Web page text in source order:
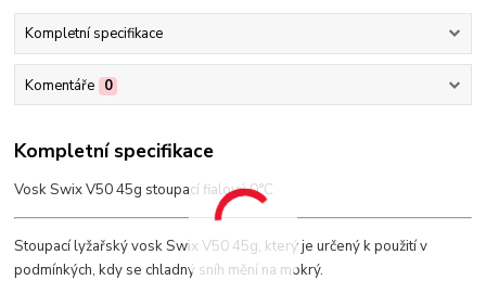
Kompletní specifikace
Komentáře 0
Kompletní specifikace
Vosk Swix V50 45g stoupací fialový 0°C
Stoupací lyžařský vosk Swix V50 45g, který je určený k použití v
podmínkých, kdy se chladný sníh mění na mokrý.